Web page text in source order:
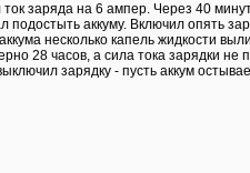
ток заряда на 6 ампер. Через 40
подостыть аккуму. Включил опять
несколько капель жидкости
28 часов, а сила тока зарядки не
зарядку - пусть аккум